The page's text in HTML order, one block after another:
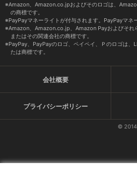
Amazon、Amazon.co.jpおよびそのロゴは、
の商標です。
PayPayマネーライトが付与されます。PayPayマネ
Amazon、Amazon.co.jp、Amazon Payおよびそれ
またはその関連会社の商標です。
PayPay、PayPayのロゴ、ペイペイ、Ｐのロゴは、
たは商標です。
会社概要
プライバシーポリシー
©